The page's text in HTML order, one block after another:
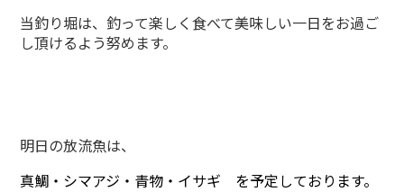
当釣り堀は、釣って楽しく食べて美味しい一日をお過ご
し頂けるよう努めます。
明日の放流魚は、
真鯛・シマアジ・青物・イサギ を予定しております。